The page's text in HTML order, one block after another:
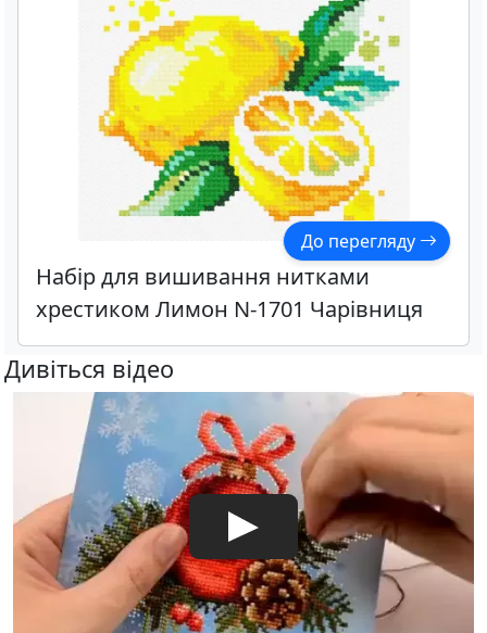
До перегляду
Набір для вишивання нитками
хрестиком Лимон N-1701 Чарівниця
Дивіться відео